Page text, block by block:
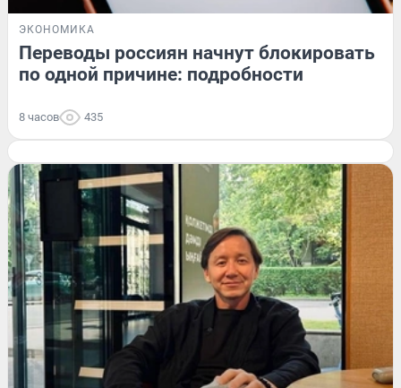
ЭКОНОМИКА
Переводы россиян начнут блокировать
по одной причине: подробности
8 часов 435